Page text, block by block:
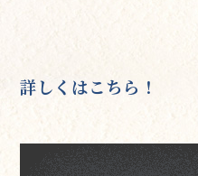
詳しくはこちら！